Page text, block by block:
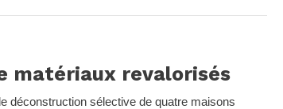
matériaux revalorisés
déconstruction sélective de quatre maisons